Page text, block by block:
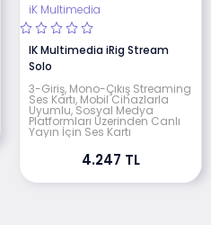
iK Multimedia
IK Multimedia iRig Stream
Solo
3-Giriş, Mono-Çıkış Streaming
Ses Kartı, Mobil Cihazlarla
Uyumlu, Sosyal Medya
Platformları Üzerinden Canlı
Yayın İçin Ses Kartı
4.247 TL